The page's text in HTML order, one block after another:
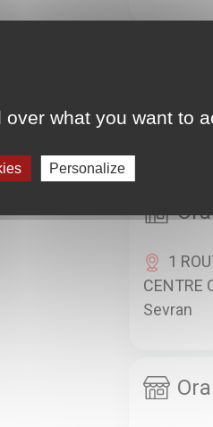
80
CCIAL
1
CENTRE
Sevran
what you want to
Personalize